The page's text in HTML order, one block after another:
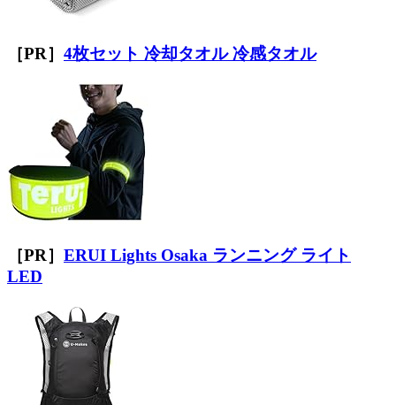
［PR］ 4枚セット 冷却タオル 冷感タオル
［PR］ ERUI Lights Osaka ランニング ライト
LED